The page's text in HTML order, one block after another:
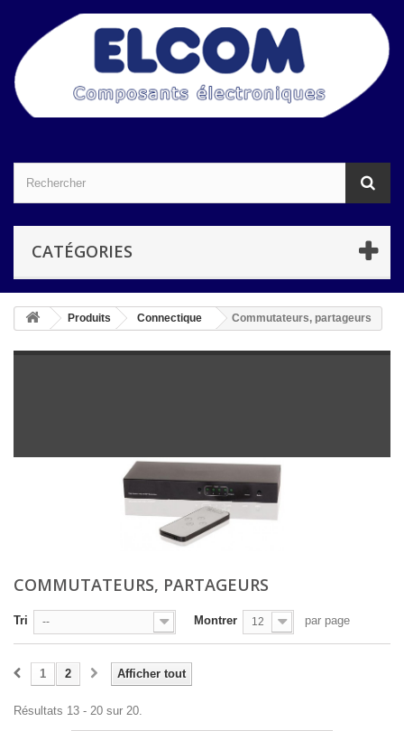
CATÉGORIES
Produits Connectique Commutateurs, partageurs
COMMUTATEURS, PARTAGEURS
Tri -- Montrer 12 par page
Afficher tout
1 2
Résultats 13 - 20 sur 20.